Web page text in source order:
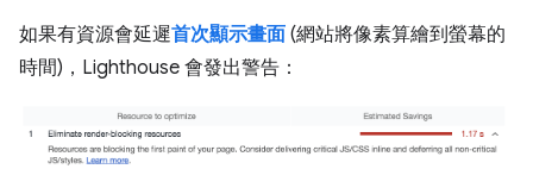
如果有資源會延遲首次顯示畫面 (網站將像素算繪到螢幕的
時間)，Lighthouse 會發出警告：